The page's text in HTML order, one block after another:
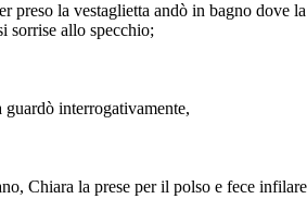
preso la vestaglietta andò in bagno dove
sorrise allo specchio;
interrogativamente,
Chiara la prese per il polso e fece